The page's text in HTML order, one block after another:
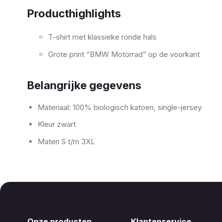
Producthighlights
T-shirt met klassieke ronde hals
Grote print “BMW Motorrad” op de voorkant
Belangrijke gegevens
Materiaal: 100% biologisch katoen, single-jersey
Kleur zwart
Maten S t/m 3XL